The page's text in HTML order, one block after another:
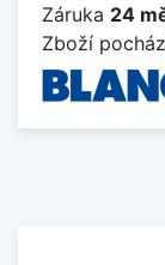
Záruka 24
Zboží